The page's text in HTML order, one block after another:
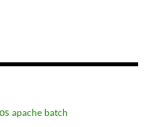
apache batch